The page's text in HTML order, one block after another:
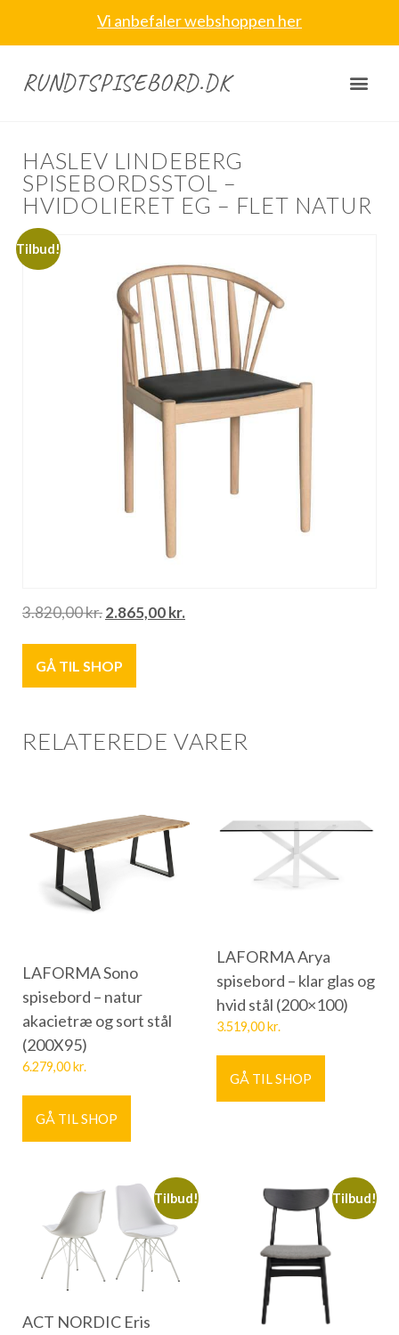
Vi anbefaler webshoppen her
RUNDTSPISEBORD.DK
HASLEV LINDEBERG
SPISEBORDSSTOL –
HVIDOLIERET EG – FLET NATUR
Tilbud!
3.820,00kr.2.865,00kr.
GÅ TIL SHOP
RELATEREDE VARER
LAFORMA Sono
spisebord – natur
akacietræ og sort stål
(200X95)
6.279,00kr.
GÅ TIL SHOP
LAFORMA Arya
spisebord – klar glas og
hvid stål (200×100)
3.519,00kr.
GÅ TIL SHOP
Tilbud!
ACT NORDIC Eris
Tilbud!